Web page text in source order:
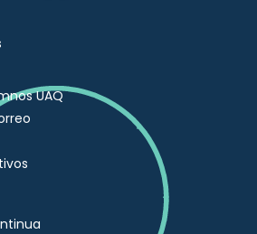
UAQ